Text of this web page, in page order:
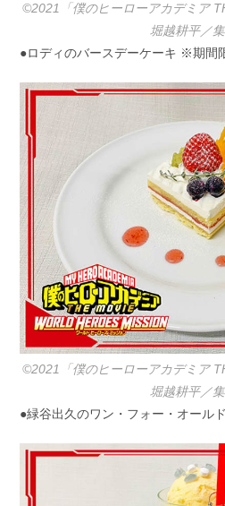
©2021「僕のヒーローアカデミア
堀越耕平／
●ロディのバースデーケーキ ※期間
©2021「僕のヒーローアカデミア
堀越耕平／
●緑谷出久のワン・フォー・オール